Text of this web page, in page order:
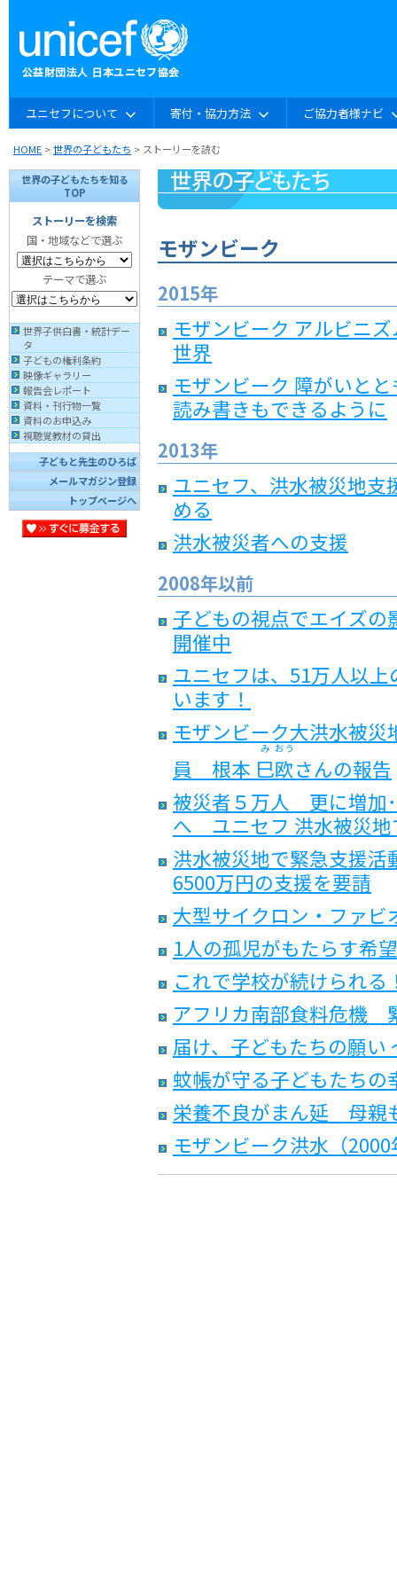
ユニセフについて 寄付・協力方法 ご協力者様ナビ
HOME >世界の子どもたち > ストーリーを読む
世界の子どもたちを知る
TOP
ストーリーを検索
国・地域などで選ぶ
テーマで選ぶ
世界子供白書・統計デー
タ
子どもの権利条約
映像ギャラリー
報告会レポート
資料・刊行物一覧
資料のお申込み
視聴覚教材の貸出
子どもと先生のひろば
メールマガジン登録
トップページへ
モザンビーク
2015年
モザンビーク アルビニ
世界
モザンビーク 障がいと
読み書きもできるように
2013年
ユニセフ、洪水被災地
める
洪水被災者への支援
2008年以前
子どもの視点でエイズの
開催中
ユニセフは、51万人以
います！
モザンビーク大洪水被
員 根本 巳
み
欧
おう
さんの報告
被災者５万人 更に増加
へ ユニセフ 洪水被災地
洪水被災地で緊急支援
6500万円の支援を要請
大型サイクロン・ファ
1人の孤児がもたらす希望
これで学校が続けられ
アフリカ南部食料危機
届け、子どもたちの願い
蚊帳が守る子どもたちの
栄養不良がまん延 母親
モザンビーク洪水（